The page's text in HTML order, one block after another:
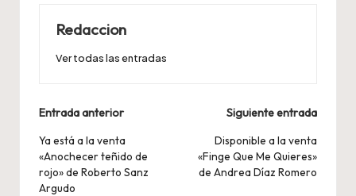
Redaccion
Ver todas las entradas
Navegación
de
entradas
Entrada anterior
Ya está a la venta
«Anochecer teñido de
rojo» de Roberto Sanz
Argudo
Siguiente entrada
Disponible a la venta
«Finge Que Me Quieres»
de Andrea Díaz Romero